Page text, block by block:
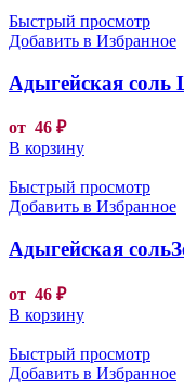
Быстрый просмотр
Добавить в Избранное
Адыгейская
от 46 ₽
В корзину
Быстрый просмотр
Добавить в Избранное
Адыгейская
от 46 ₽
В корзину
Быстрый просмотр
Добавить в Избранное